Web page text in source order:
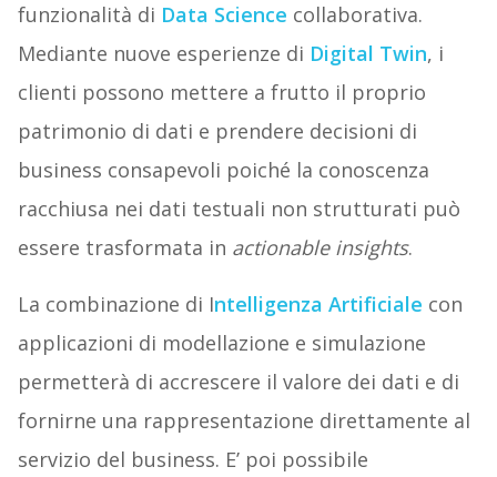
funzionalità di Data Science collaborativa.
Mediante nuove esperienze di Digital Twin, i
clienti possono mettere a frutto il proprio
patrimonio di dati e prendere decisioni di
business consapevoli poiché la conoscenza
racchiusa nei dati testuali non strutturati può
essere trasformata in actionable insights.
La combinazione di Intelligenza Artificiale con
applicazioni di modellazione e simulazione
permetterà di accrescere il valore dei dati e di
fornirne una rappresentazione direttamente al
servizio del business. E’ poi possibile